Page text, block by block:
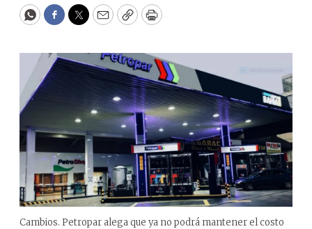
WhatsApp
Facebook
Twitter
EmailCopyPrint
Cambios. Petropar alega que ya no podrá mantener el costo